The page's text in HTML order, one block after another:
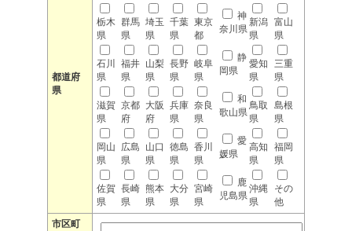
都道府
県
栃木
県
群馬
県
埼玉
県
千葉
県
東京
都
神
奈川県
新潟
県
富山
県
石川
県
福井
県
山梨
県
長野
県
岐阜
県
静
岡県
愛知
県
三重
県
滋賀
県
京都
府
大阪
府
兵庫
県
奈良
県
和
歌山県
鳥取
県
島根
県
岡山
県
広島
県
山口
県
徳島
県
香川
県
愛
媛県
高知
県
福岡
県
佐賀
県
長崎
県
熊本
県
大分
県
宮崎
県
鹿
児島県
沖縄
県
その
他
市区町